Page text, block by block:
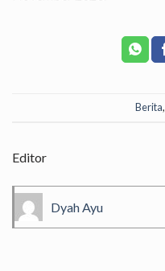
Berita,
Editor
Dyah Ayu